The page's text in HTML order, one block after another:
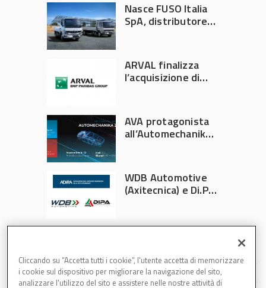
Nasce FUSO Italia
SpA, distributore
ARVAL finalizza
l’acquisizione di
AVA protagonista
all’Automechanika
WDB Automotive
(Axitecnica) e Di.Pa.
Cliccando su “Accetta tutti i cookie”, l'utente accetta di memorizzare
i cookie sul dispositivo per migliorare la navigazione del sito,
analizzare l'utilizzo del sito e assistere nelle nostre attività di